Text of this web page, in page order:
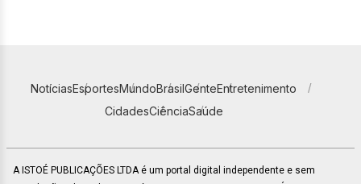
NotíciasEsportesMundoBrasilGenteEntretenimento
CidadesCiênciaSaúde
A ISTOÉ PUBLICAÇÕES LTDA é um portal digital independente e sem